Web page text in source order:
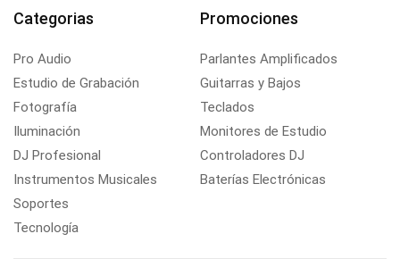
Categorias
Pro Audio
Estudio de Grabación
Fotografía
Iluminación
DJ Profesional
Instrumentos Musicales
Soportes
Tecnología
Promociones
Parlantes Amplificados
Guitarras y Bajos
Teclados
Monitores de Estudio
Controladores DJ
Baterías Electrónicas